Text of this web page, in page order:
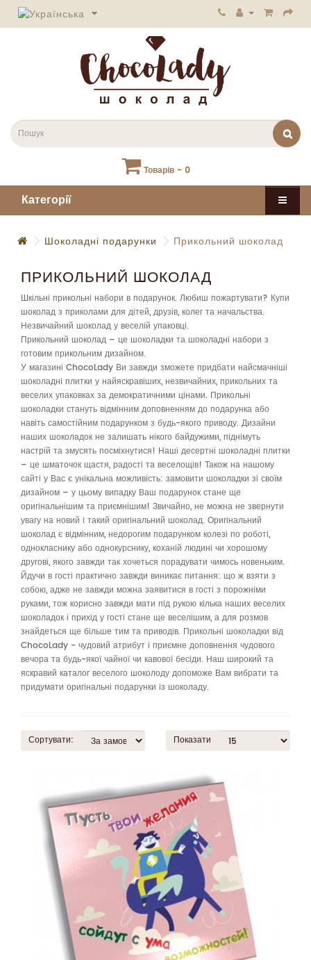
Товарів - 0
Категорії
Шоколадні подарунки Прикольний шоколад
ПРИКОЛЬНИЙ ШОКОЛАД
Шкільні прикольні набори в подарунок. Любиш пожартувати? Купи
шоколад з приколами для дітей, друзів, колег та начальства.
Незвичайний шоколад у веселій упаковці.
Прикольний шоколад – це шоколадки та шоколадні набори з
готовим прикольним дизайном.
У магазині ChocoLady Ви завжди зможете придбати найсмачніші
шоколадні плитки у найяскравіших, незвичайних, прикольних та
веселих упаковках за демократичними цінами. Прикольні
шоколадки стануть відмінним доповненням до подарунка або
навіть самостійним подарунком з будь-якого приводу. Дизайни
наших шоколадок не залишать нікого байдужими, піднімуть
настрій та змусять посміхнутися! Наші десертні шоколадні плитки
– це шматочок щастя, радості та веселощів! Також на нашому
сайті у Вас є унікальна можливість: замовити шоколадки зі своїм
дизайном – у цьому випадку Ваш подарунок стане ще
оригінальнішим та приємнішим! Звичайно, не можна не звернути
увагу на новий і такий оригінальний шоколад. Оригінальний
шоколад є відмінним, недорогим подарунком колезі по роботі,
однокласнику або однокурснику, коханій людині чи хорошому
другові, якого завжди так хочеться порадувати чимось новеньким.
Йдучи в гості практично завжди виникає питання: що ж взяти з
собою, адже не завжди можна заявитися в гості з порожніми
руками, тож корисно завжди мати під рукою кілька наших веселих
шоколадок і прихід у гості стане ще веселішим, а для розмов
знайдеться ще більше тим та приводів. Прикольні шоколадки від
ChocoLady - чудовий атрибут і приємне доповнення чудового
вечора та будь-якої чайної чи кавової бесіди. Наш широкий та
яскравий каталог веселого шоколоду допоможе Вам вибрати та
придумати оригінальні подарунки із шоколаду.
Сортувати: Показати